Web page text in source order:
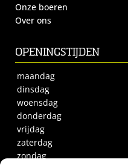
Onze boeren
Over ons
OPENINGSTIJDEN
maandag
dinsdag
woensdag
donderdag
vrijdag
zaterdag
zondag